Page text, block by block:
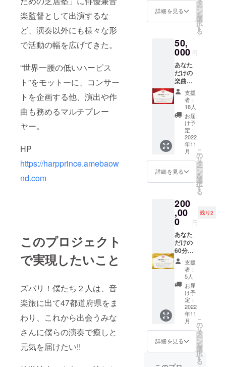
楽監督として出演するな
ど、演奏以外にも様々な形
で活動の幅を広げてきた。
“世界一腰の低いハーピス
ト”をモットーに、コンサー
トを企画する他、演出や作
曲も務めるマルチプレー
ヤー。
HP
https://harpprince.amebaow
nd.com
このプロジェクト
で実現したいこと
ズバリ！僕たち２人は、音
楽旅に出て47都道府県をま
わり、これから出会うみな
さんに僕らの演奏で癒しと
元気を届けたい!!
須にな
りま
ン物の
サイズ
し方法
等は本
文の
『リ
ターン
につい
て』を
ご参照
くださ
いま
せ。
呼んで
ほしい
くださ
い。記
載がな
い場合
はお申
し込み
名を記
載させ
ていた
だきま
す。
※CDと
直筆サ
イン
カード
は郵送
いたし
所の記
載が必
須にな
りま
す。 ※
ビデオ
トーク
のご利
用に
は、ス
マート
フォン
のビデ
オ通話
機能が
必須に
なりま
す。時
にお名
前記載
箏10
ハープ
10名ま
でレッ
スンを
応募い
たしま
す。 ※
備考欄
に「MV
クレ
ジット
の記載
名」を
お書き
くださ
い。記
載がな
名を記
載させ
ていた
だきま
す。 ※
オンラ
イン
レッス
ンのご
利用に
は、ビ
デオ通
話機能
を利用
できる
デバイ
ス(ス
マート
コンな
詳細を見る
タ
ー
ン
を
選
択
す
る
50,
000 円
あなた
だけの
楽曲作
成！ (16
小節の
楽譜,音
源) 、
フォト
ブック |
CD１
枚、直
筆サイ
ンカー
ド、MV
エンド
ロール
前記載
※備考欄
に「MV
クレ
ジット
の記載
名」を
お書き
くださ
い。記
載がな
い場合
はお申
し込み
名を記
載させ
ていた
だきま
す。
※CD、
フォト
支援
者：
18人
お届
け予
定：
2022
年11
月
詳細を見る
こ
の
リ
タ
ー
ン
を
選
択
す
る
200
,00
0 円
残り2
あなた
だけの
60分の
プレミ
アコン
サー
ト！ CD
１枚、
直筆サ
イン
カー
ド、MV
エンド
ロール
にお名
前記
載、あ
支援
者：
5人
お届
け予
定：
2022
年11
月
詳細を見る
こ
の
リ
タ
ー
ン
を
選
択
す
る